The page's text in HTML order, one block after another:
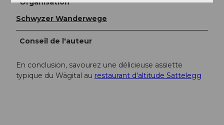
Organisation
Schwyzer Wanderwege
Conseil de l'auteur
En conclusion, savourez une délicieuse assiette
typique du Wägital au restaurant d'altitude Sattelegg